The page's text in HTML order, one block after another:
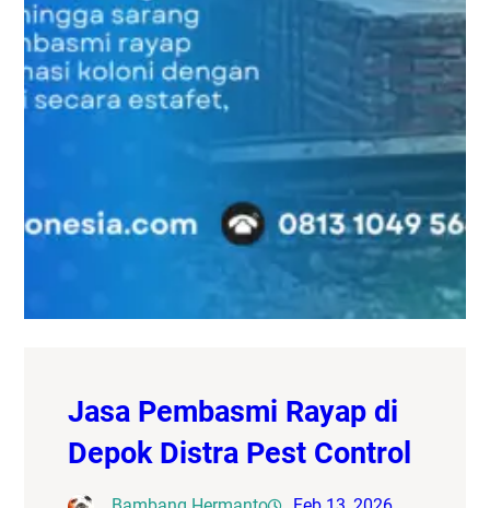
Jasa Pembasmi Rayap di
Depok Distra Pest Control